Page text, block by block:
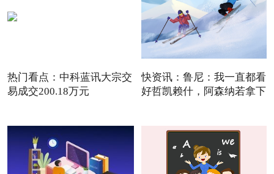
热门看点：中科蓝讯大宗交
易成交200.18万元
快资讯：鲁尼：我一直都看
好哲凯赖什，阿森纳若拿下